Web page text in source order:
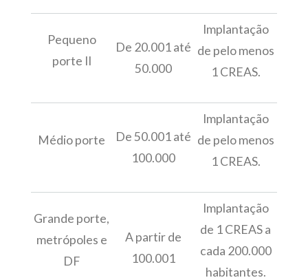
Pequeno
porte II
De 20.001 até
50.000
Implantação
de pelo menos
1 CREAS.
Médio porte
De 50.001 até
100.000
Implantação
de pelo menos
1 CREAS.
Grande porte,
metrópoles e
DF
A partir de
100.001
Implantação
de 1 CREAS a
cada 200.000
habitantes.